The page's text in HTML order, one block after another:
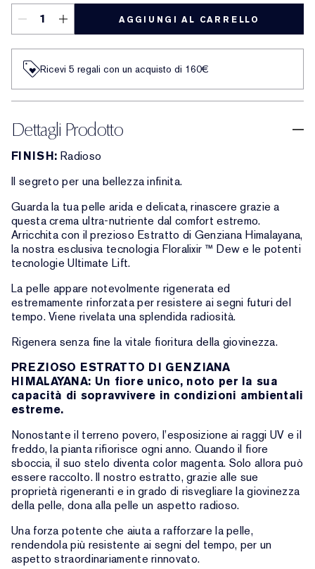
AGGIUNGI AL CARRELLO
Ricevi 5 regali con un acquisto di 160€
Dettagli Prodotto
FINISH: Radioso
Il segreto per una bellezza infinita.
Guarda la tua pelle arida e delicata, rinascere grazie a
questa crema ultra-nutriente dal comfort estremo.
Arricchita con il prezioso Estratto di Genziana Himalayana,
la nostra esclusiva tecnologia Floralixir ™ Dew e le potenti
tecnologie Ultimate Lift.
La pelle appare notevolmente rigenerata ed
estremamente rinforzata per resistere ai segni futuri del
tempo. Viene rivelata una splendida radiosità.
Rigenera senza fine la vitale fioritura della giovinezza.
PREZIOSO ESTRATTO DI GENZIANA
HIMALAYANA: Un fiore unico, noto per la sua
capacità di sopravvivere in condizioni ambientali
estreme.
Nonostante il terreno povero, l’esposizione ai raggi UV e il
freddo, la pianta rifiorisce ogni anno. Quando il fiore
sboccia, il suo stelo diventa color magenta. Solo allora può
essere raccolto. Il nostro estratto, grazie alle sue
proprietà rigeneranti e in grado di risvegliare la giovinezza
della pelle, dona alla pelle un aspetto radioso.
Una forza potente che aiuta a rafforzare la pelle,
rendendola più resistente ai segni del tempo, per un
aspetto straordinariamente rinnovato.